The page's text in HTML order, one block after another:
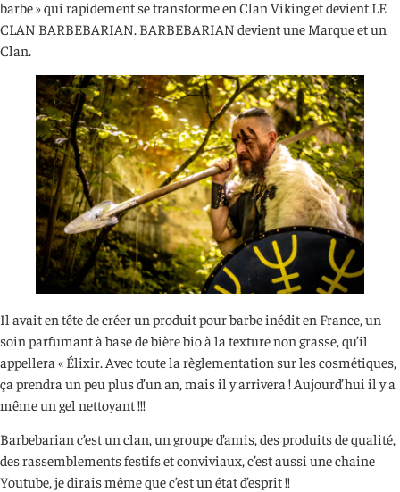
barbe » qui rapidement se transforme en Clan Viking et devient LE
CLAN BARBEBARIAN. BARBEBARIAN devient une Marque et un
Clan.
Il avait en tête de créer un produit pour barbe inédit en France, un
soin parfumant à base de bière bio à la texture non grasse, qu’il
appellera « Élixir. Avec toute la règlementation sur les cosmétiques,
ça prendra un peu plus d’un an, mais il y arrivera ! Aujourd’hui il y a
même un gel nettoyant !!!
Barbebarian c’est un clan, un groupe d’amis, des produits de qualité,
des rassemblements festifs et conviviaux, c’est aussi une chaine
Youtube, je dirais même que c’est un état d’esprit !!